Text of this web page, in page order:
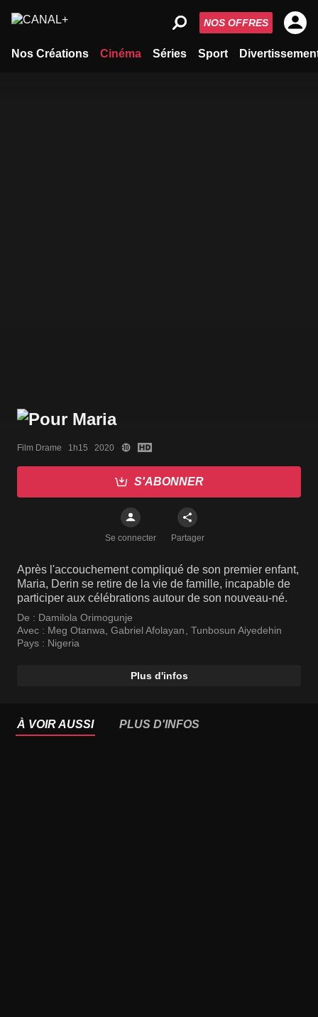
Nos Créations Cinéma Séries Sport
NOS OFFRES
Film Drame   1h15   2020
S'ABONNER
Se connecter Partager
Après l'accouchement compliqué de son premier enfant,
Maria, Derin se retire de la vie de famille, incapable de
participer aux célébrations autour de son nouveau-né.
De : Damilola Orimogunje
Avec : Meg Otanwa, Gabriel Afolayan, Tunbosun Aiyedehin
Pays : Nigeria
Plus d'infos
À VOIR AUSSI PLUS D'INFOS